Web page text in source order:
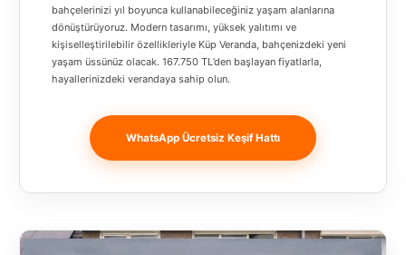
bahçelerinizi yıl boyunca kullanabileceğiniz yaşam alanlarına
dönüştürüyoruz. Modern tasarımı, yüksek yalıtımı ve
kişiselleştirilebilir özellikleriyle Küp Veranda, bahçenizdeki yeni
yaşam üssünüz olacak. 167.750 TL’den başlayan fiyatlarla,
hayallerinizdeki verandaya sahip olun.
WhatsApp Ücretsiz Keşif Hattı
Bingöl
Bitlis
Bosnia and
Herzegovina
București
Bulgaristan
Bursa